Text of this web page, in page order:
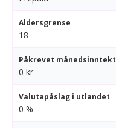
Aldersgrense
18
Påkrevet månedsinntekt
0 kr
Valutapåslag i utlandet
0 %